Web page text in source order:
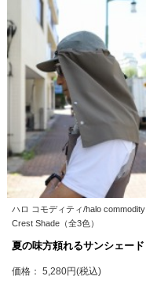
ハロ コモディティ/halo commodity
Crest Shade（全3色）
夏の味方頼れるサンシェード
価格： 5,280円(税込)